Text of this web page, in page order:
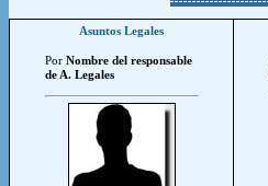
Asuntos Legales
Por Nombre del responsable
de A. Legales